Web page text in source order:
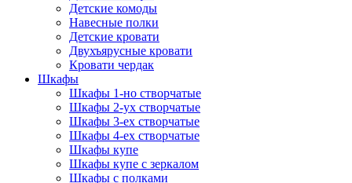
Детские комоды
Навесные полки
Детские кровати
Двухъярусные кровати
Кровати чердак
Шкафы
Шкафы 1-но створчатые
Шкафы 2-ух створчатые
Шкафы 3-ех створчатые
Шкафы 4-ех створчатые
Шкафы купе
Шкафы купе с зеркалом
Шкафы с полками